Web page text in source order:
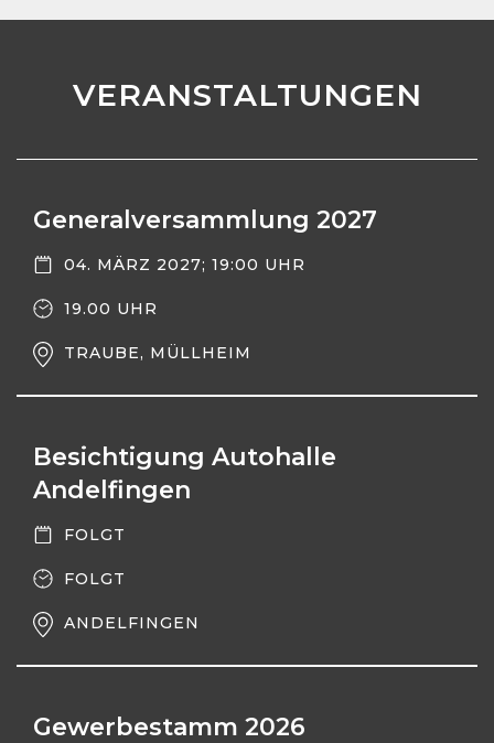
VERANSTALTUNGEN
Generalversammlung 2027
04. MÄRZ 2027; 19:00 UHR
19.00 UHR
TRAUBE, MÜLLHEIM
Besichtigung Autohalle
Andelfingen
FOLGT
FOLGT
ANDELFINGEN
Gewerbestamm 2026